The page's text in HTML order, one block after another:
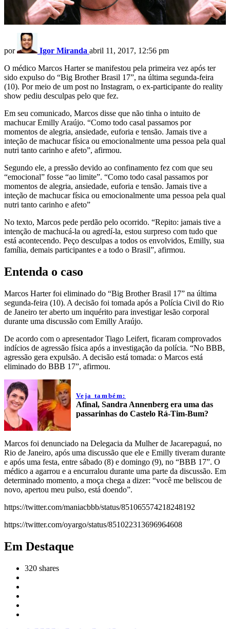
por Igor Miranda abril 11, 2017, 12:56 pm
O médico Marcos Harter se manifestou pela primeira vez após ter
sido expulso do “Big Brother Brasil 17”, na última segunda-feira
(10). Por meio de um post no Instagram, o ex-participante do reality
show pediu desculpas pelo que fez.
Em seu comunicado, Marcos disse que não tinha o intuito de
machucar Emilly Araújo. “Como todo casal passamos por
momentos de alegria, ansiedade, euforia e tensão. Jamais tive a
inteção de machucar física ou emocionalmente uma pessoa pela qual
nutri tanto carinho e afeto”, afirmou.
Segundo ele, a pressão devido ao confinamento fez com que seu
“emocional” fosse “ao limite”. “Como todo casal passamos por
momentos de alegria, ansiedade, euforia e tensão. Jamais tive a
inteção de machucar física ou emocionalmente uma pessoa pela qual
nutri tanto carinho e afeto”
No texto, Marcos pede perdão pelo ocorrido. “Repito: jamais tive a
intenção de machucá-la ou agredí-la, estou surpreso com tudo que
está acontecendo. Peço desculpas a todos os envolvidos, Emilly, sua
família, demais participantes e a todo o Brasil”, afirmou.
Entenda o caso
Marcos Harter foi eliminado do “Big Brother Brasil 17” na última
segunda-feira (10). A decisão foi tomada após a Polícia Civil do Rio
de Janeiro ter aberto um inquérito para investigar lesão corporal
durante uma discussão com Emilly Araújo.
De acordo com o apresentador Tiago Leifert, ficaram comprovados
indícios de agressão física após a investigação da polícia. “No BBB,
agressão gera expulsão. A decisão está tomada: o Marcos está
eliminado do BBB 17”, afirmou.
Veja também:
Afinal, Sandra Annenberg era uma das
passarinhas do Castelo Rá-Tim-Bum?
Marcos foi denunciado na Delegacia da Mulher de Jacarepaguá, no
Rio de Janeiro, após uma discussão que ele e Emilly tiveram durante
e após uma festa, entre sábado (8) e domingo (9), no “BBB 17”. O
médico a agarrou e a encurralou durante uma parte da discussão. Em
determinado momento, a moça chega a dizer: “você me beliscou de
novo, apertou meu pulso, está doendo”.
https://twitter.com/maniacbbb/status/851065574218248192
https://twitter.com/oyargo/status/851022313696964608
Em Destaque
320 shares